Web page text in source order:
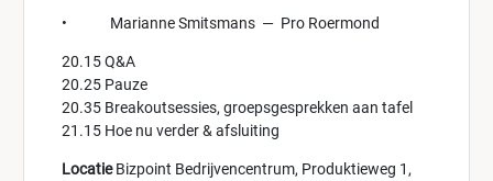
• Marianne Smitsmans — Pro Roermond
20.15 Q&A
20.25 Pauze
20.35 Breakoutsessies, groepsgesprekken aan tafel
21.15 Hoe nu verder & afsluiting
LocatieBizpoint Bedrijvencentrum, Produktieweg 1,